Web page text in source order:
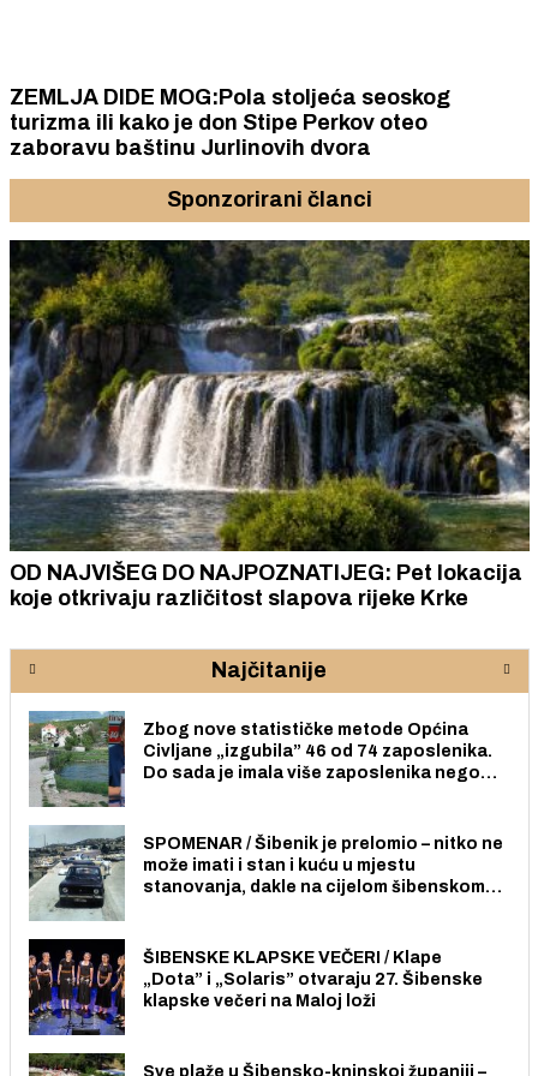
ZEMLJA DIDE MOG:Pola stoljeća seoskog
turizma ili kako je don Stipe Perkov oteo
zaboravu baštinu Jurlinovih dvora
Sponzorirani članci
OD NAJVIŠEG DO NAJPOZNATIJEG: Pet lokacija
koje otkrivaju različitost slapova rijeke Krke
Najčitanije
Zbog nove statističke metode Općina
Civljane „izgubila” 46 od 74 zaposlenika.
Do sada je imala više zaposlenika nego
SPOMENAR / Šibenik je prelomio – nitko ne
može imati i stan i kuću u mjestu
stanovanja, dakle na cijelom šibenskom
ŠIBENSKE KLAPSKE VEČERI / Klape
„Dota” i „Solaris” otvaraju 27. Šibenske
klapske večeri na Maloj loži
Sve plaže u Šibensko-kninskoj županiji –